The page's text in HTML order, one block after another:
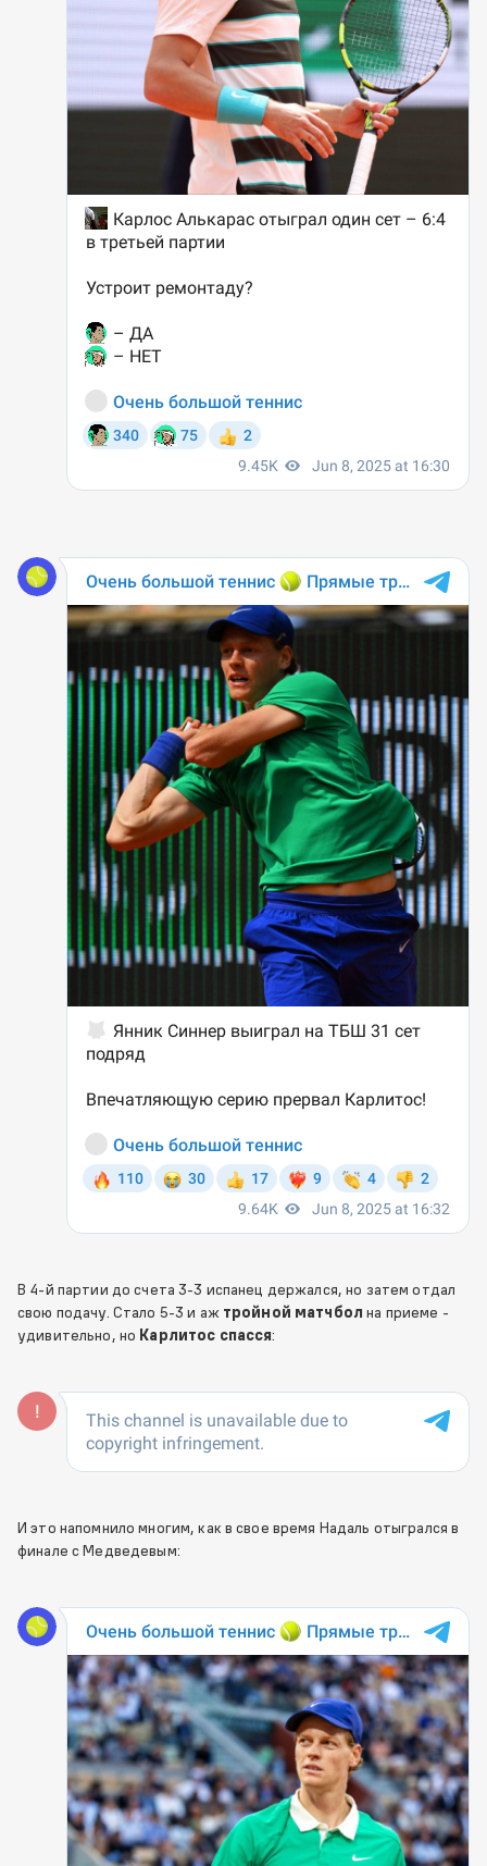
В 4-й партии до счета 3-3 испанец держался, но затем отдал
свою подачу. Стало 5-3 и аж тройной матчбол на приеме -
удивительно, но Карлитос спасся:
И это напомнило многим, как в свое время Надаль отыгрался в
финале с Медведевым: